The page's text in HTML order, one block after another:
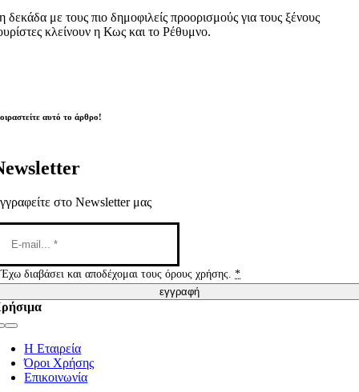
δεκάδα με τους πιο δημοφιλείς προορισμούς για τους ξένους
κλείνουν η Κως και το Ρέθυμνο.
αυτό το άρθρο!
στο Newsletter μας
Έχω διαβάσει και αποδέχομαι τους όρους χρήσης.*
εγγραφή
Η Εταιρεία
Όροι Χρήσης
Επικοινωνία